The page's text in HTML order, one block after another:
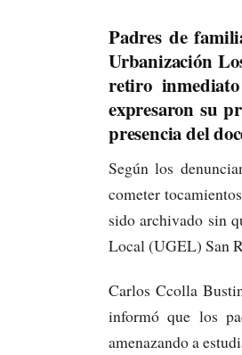
Padres de
Urbanización
retiro
expresaron su
presencia del
Según los
cometer
sido archivado sin
Local (UGEL) San
Carlos Ccolla
informó que los
amenazando a